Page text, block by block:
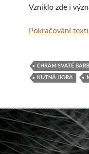
Vzniklo zde i
Pokračování
CHRÁM SVATÉ
KUTNÁ HORA